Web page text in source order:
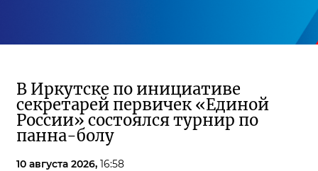
В Иркутске по инициативе
секретарей первичек «Единой
России» состоялся турнир по
панна-болу
10 августа 2026, 16:58